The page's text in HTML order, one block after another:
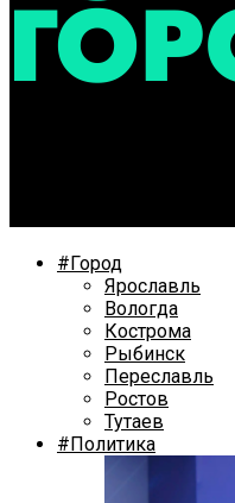
#Город
Ярославль
Вологда
Кострома
Рыбинск
Переславль
Ростов
Тутаев
#Политика